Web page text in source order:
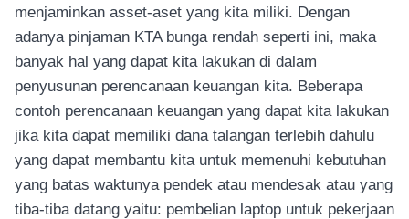
menjaminkan asset-aset yang kita miliki. Dengan
adanya pinjaman KTA bunga rendah seperti ini, maka
banyak hal yang dapat kita lakukan di dalam
penyusunan perencanaan keuangan kita. Beberapa
contoh perencanaan keuangan yang dapat kita lakukan
jika kita dapat memiliki dana talangan terlebih dahulu
yang dapat membantu kita untuk memenuhi kebutuhan
yang batas waktunya pendek atau mendesak atau yang
tiba-tiba datang yaitu: pembelian laptop untuk pekerjaan